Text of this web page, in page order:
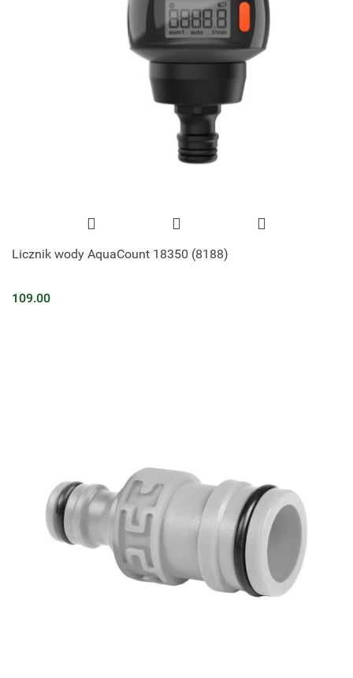
Licznik wody AquaCount 18350 (8188)
109.00